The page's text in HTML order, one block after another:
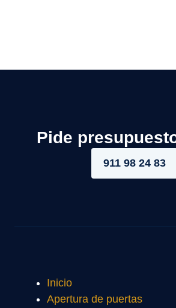
Pide
911 98 24 83
Inicio
Apertura de puertas